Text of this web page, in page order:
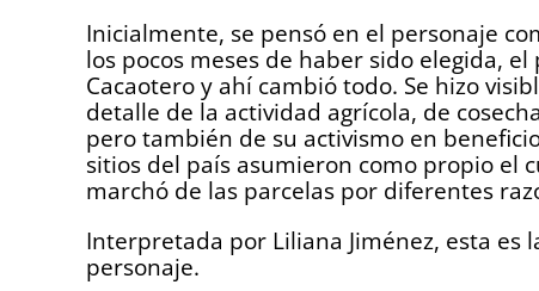
Inicialmente, se pensó en el personaje
los pocos meses de haber sido elegida,
Cacaotero y ahí cambió todo. Se hizo
detalle de la actividad agrícola, de
pero también de su activismo en
sitios del país asumieron como propio el
marchó de las parcelas por diferentes
Interpretada por Liliana Jiménez, esta es
personaje.